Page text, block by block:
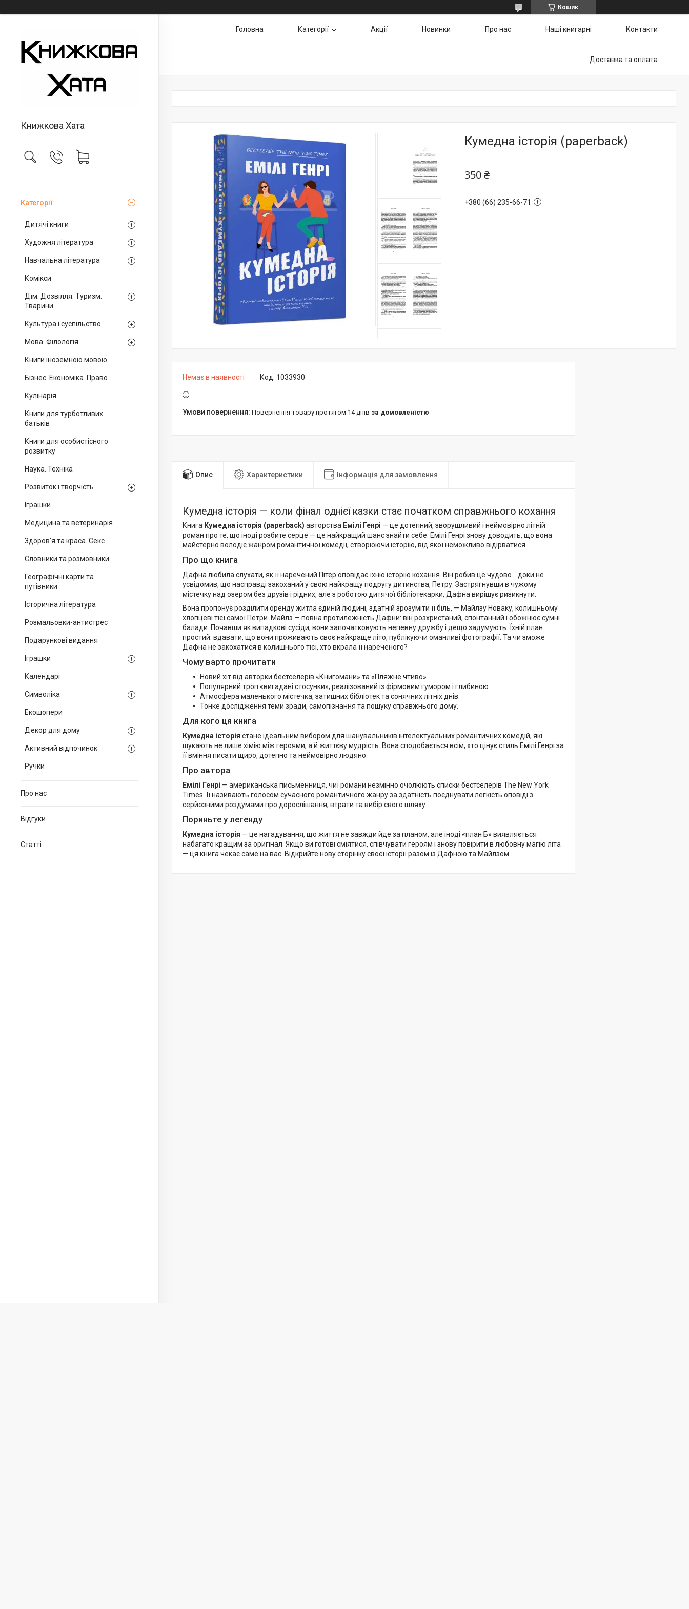
Кошик
Книжкова Хата
Категорії
Дитячі книги
Художня література
Навчальна література
Комікси
Дім. Дозвілля. Туризм.
Тварини
Культура і суспільство
Мова. Філологія
Книги іноземною мовою
Бізнес. Економіка. Право
Кулінарія
Книги для турботливих
батьків
Книги для особистісного
розвитку
Наука. Техніка
Розвиток і творчість
Іграшки
Медицина та ветеринарія
Здоров'я та краса. Секс
Словники та розмовники
Географічні карти та
путівники
Історична література
Розмальовки-антистрес
Подарункові видання
Іграшки
Календарі
Символіка
Екошопери
Декор для дому
Активний відпочинок
Ручки
Про нас
Відгуки
Статті
Головна Категорії Акції Новинки Про нас Наші книгарні Контакти
Доставка та оплата
Кумедна історія (paperback)
350 ₴
+380 (66) 235-66-71
Немає в наявності Код: 1033930
повернення товару протягом 14 днів за домовленістю
Опис Характеристики Інформація для замовлення
Кумедна історія — коли фінал однієї казки стає початком справжнього кохання
Книга Кумедна історія (paperback) авторства Емілі Генрі — це дотепний, зворушливий і неймовірно літній
роман про те, що іноді розбите серце — це найкращий шанс знайти себе. Емілі Генрі знову доводить, що вона
майстерно володіє жанром романтичної комедії, створюючи історію, від якої неможливо відірватися.
Про що книга
Дафна любила слухати, як її наречений Пітер оповідає їхню історію кохання. Він робив це чудово... доки не
усвідомив, що насправді закоханий у свою найкращу подругу дитинства, Петру. Застрягнувши в чужому
містечку над озером без друзів і рідних, але з роботою дитячої бібліотекарки, Дафна вирішує ризикнути.
Вона пропонує розділити оренду житла єдиній людині, здатній зрозуміти її біль, — Майлзу Новаку, колишньому
хлопцеві тієї самої Петри. Майлз — повна протилежність Дафни: він розхристаний, спонтанний і обожнює сумні
балади. Почавши як випадкові сусіди, вони започатковують непевну дружбу і дещо задумують. Їхній план
простий: вдавати, що вони проживають своє найкраще літо, публікуючи оманливі фотографії. Та чи зможе
Дафна не закохатися в колишнього тієї, хто вкрала її нареченого?
Чому варто прочитати
Новий хіт від авторки бестселерів «Книгомани» та «Пляжне чтиво».
Популярний троп «вигадані стосунки», реалізований із фірмовим гумором і глибиною.
Атмосфера маленького містечка, затишних бібліотек та сонячних літніх днів.
Тонке дослідження теми зради, самопізнання та пошуку справжнього дому.
Для кого ця книга
Кумедна історія стане ідеальним вибором для шанувальників інтелектуальних романтичних комедій, які
шукають не лише хімію між героями, а й життєву мудрість. Вона сподобається всім, хто цінує стиль Емілі Генрі за
її вміння писати щиро, дотепно та неймовірно людяно.
Про автора
Емілі Генрі — американська письменниця, чиї романи незмінно очолюють списки бестселерів The New York
Times. Її називають голосом сучасного романтичного жанру за здатність поєднувати легкість оповіді з
серйозними роздумами про дорослішання, втрати та вибір свого шляху.
Пориньте у легенду
Кумедна історія — це нагадування, що життя не завжди йде за планом, але іноді «план Б» виявляється
набагато кращим за оригінал. Якщо ви готові сміятися, співчувати героям і знову повірити в любовну магію літа
— ця книга чекає саме на вас. Відкрийте нову сторінку своєї історії разом із Дафною та Майлзом.